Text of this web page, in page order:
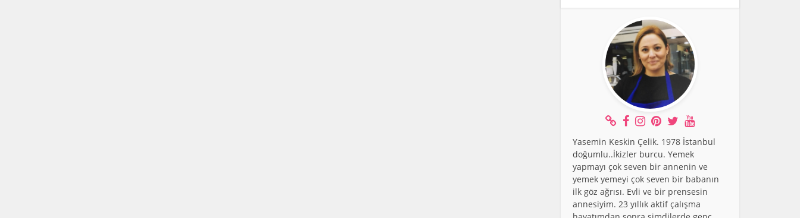
Yasemin Keskin Çelik. 1978 İstanbul
doğumlu..İkizler burcu. Yemek
yapmayı çok seven bir annenin ve
yemek yemeyi çok seven bir babanın
ilk göz ağrısı. Evli ve bir prensesin
annesiyim. 23 yıllık aktif çalışma